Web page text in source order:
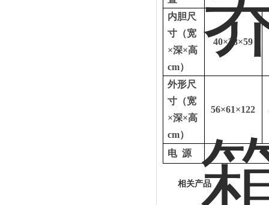
内胆尺
寸（宽
×深×高
cm）
40×38×59
外形尺
寸（宽
×深×高
cm）
56×61×122
电 源
相关产品